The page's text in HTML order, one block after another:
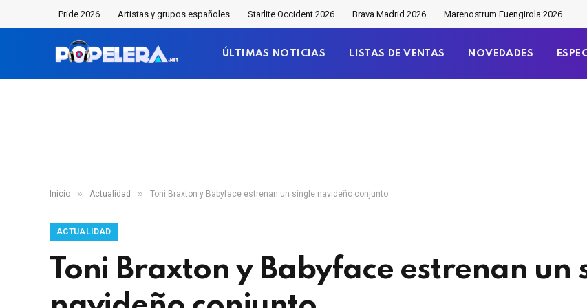
Pride 2026 Artistas y grupos españoles Starlite Occident 2026 Brava Madrid 2026 Marenostrum Fuengirola 2026
ÚLTIMAS NOTICIAS LISTAS DE VENTAS NOVEDADES
Inicio » Actualidad » Toni Braxton y Babyface estrenan un single navideño conjunto
ACTUALIDAD
Toni Braxton y Babyface estrenan un